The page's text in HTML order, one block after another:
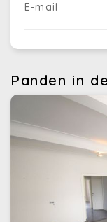
E-mail
Panden in